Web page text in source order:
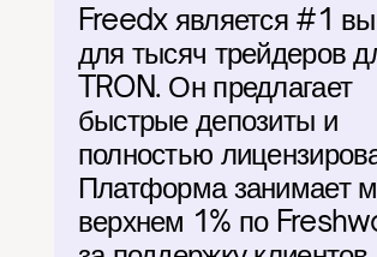
Freedx является #1
для тысяч трейдеров
TRON. Он предлагает
быстрые депозиты и
полностью
Платформа занимает
верхнем 1% по